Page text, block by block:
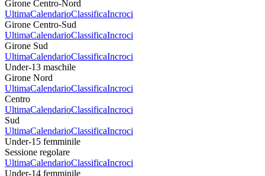
Girone Centro-Nord
UltimaCalendarioClassificaIncroci
Girone Centro-Sud
UltimaCalendarioClassificaIncroci
Girone Sud
UltimaCalendarioClassificaIncroci
Under-13 maschile
Girone Nord
UltimaCalendarioClassificaIncroci
Centro
UltimaCalendarioClassificaIncroci
Sud
UltimaCalendarioClassificaIncroci
Under-15 femminile
Sessione regolare
UltimaCalendarioClassificaIncroci
Under-14 femminile